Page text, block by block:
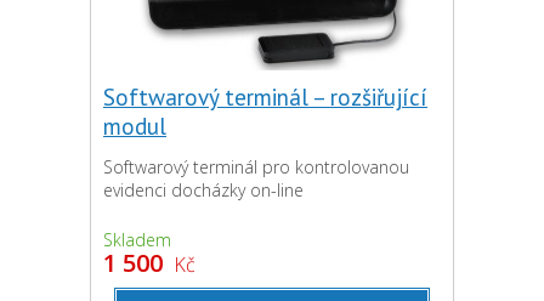
Softwarový terminál – rozšiřující
modul
Softwarový terminál pro kontrolovanou
evidenci docházky on-line
Skladem
1 500 Kč